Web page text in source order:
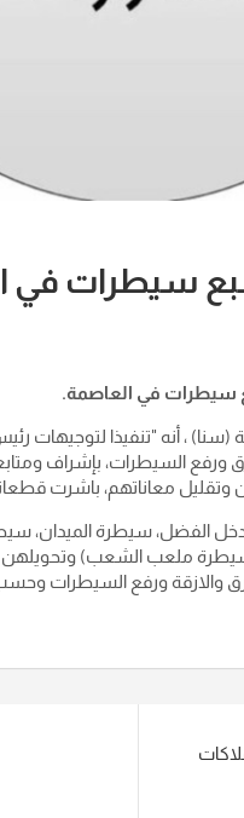
سيطرات في
سيطرات في العاصمة.
(سنا) ، أنه "تنفيذا لتوجيهات
السيطرات، بإشراف
وتقليل معاناتهم، باشرت
الفضل، سيطرة الميدان،
والازقة ورفع السيطرات